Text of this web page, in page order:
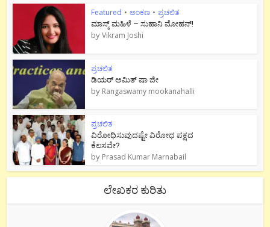
Featured • ಅಂಕಣ • ಪ್ರಚಲಿತ
ಮಾಸ್ಕ್ ಮಹಿಳೆ – ಸುಹಾನಿ ಮೋಹನ್!
byVikram Joshi
ಪ್ರಚಲಿತ
ಡಿಯರ್ ಅಮಿತ್ ಷಾ ಜೀ
by Rangaswamy mookanahalli
ಪ್ರಚಲಿತ
ವಿರೋಧಿಸುವುದಷ್ಟೇ ವಿರೋಧ ಪಕ್ಷದ
ಕೆಲಸವೇ?
by Prasad Kumar Marnabail
ಲೇಖಕರ ಕುರಿತು